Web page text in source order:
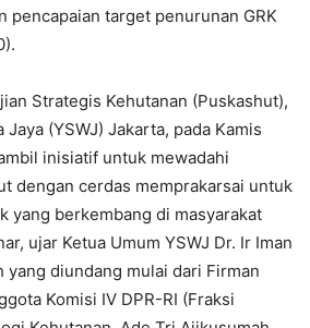
pencapaian target penurunan GRK
Strategis Kehutanan (Puskashut),
Jaya (YSWJ) Jakarta, pada Kamis
inisiatif untuk mewadahi
dengan cerdas memprakarsai untuk
yang berkembang di masyarakat
ujar Ketua Umum YSWJ Dr. Ir Iman
yang diundang mulai dari Firman
Komisi IV DPR-RI (Fraksi